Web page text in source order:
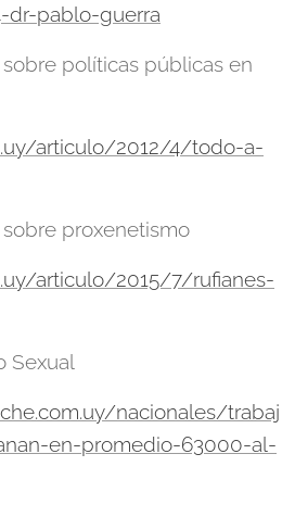
dr-pablo-guerra
políticas públicas en
articulo/2012/4/todo-a-
proxenetismo
articulo/2015/7/rufianes-
Sexual
nacionales/trabaj
en-promedio-63000-al-